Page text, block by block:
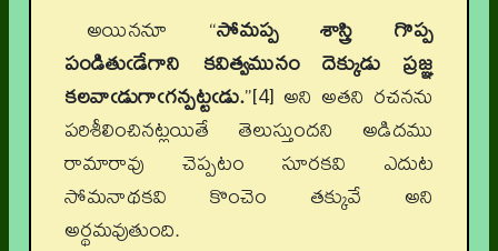
అయిననూ “సోమప్ప శాస్త్రి గొప్ప
పండితుఁడేగాని కవిత్వమునం దెక్కుడు ప్రజ్ఞ
కలవాఁడుగాఁగన్పట్టఁడు.”[4] అని అతని రచనను
పరిశీలించినట్లయితే తెలుస్తుందని అడిదము
రామారావు చెప్పటం సూరకవి ఎదుట
సోమనాథకవి కొంచెం తక్కువే అని
అర్థమవుతుంది.